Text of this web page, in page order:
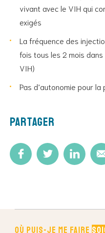
Où puis-je me faire
vivant avec le VIH qui
exigés
La fréquence des
fois tous les 2 mois
VIH)
Pas d’autonomie pour
Partager